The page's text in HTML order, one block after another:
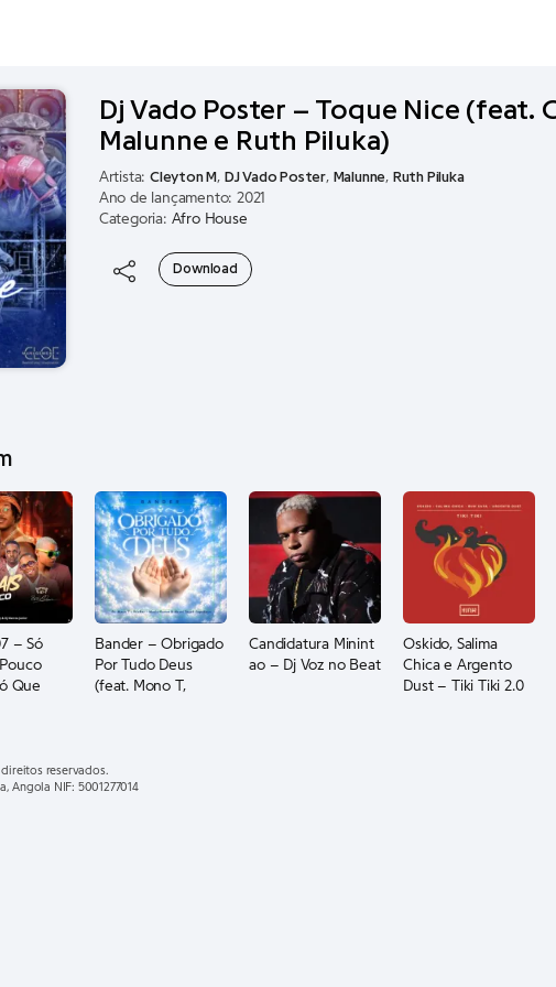
Dj Vado Poster – Toque Nice (feat.
Malunne e Ruth Piluka)
Artista:Cleyton M, DJ Vado Poster, Malunne, Ruth Piluka
Ano de lançamento: 2021
Categoria: Afro House
Download
– Só
Que
Bander – Obrigado
Por Tudo Deus
(feat. Mono T,
Candidatura Minint
ao – Dj Voz no Beat
Oskido, Salima
Chica e Argento
Dust – Tiki Tiki 2.0
reservados.
Angola NIF: 5001277014